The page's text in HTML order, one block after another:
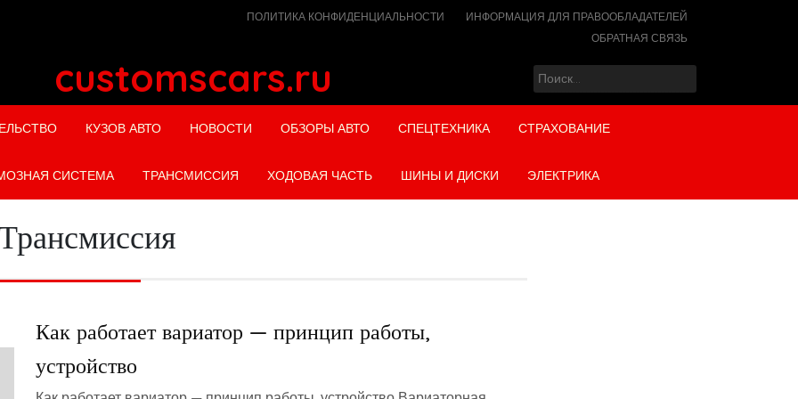
ПОЛИТИКА КОНФИДЕНЦИАЛЬНОСТИ
ИНФОРМАЦИЯ ДЛЯ ПРАВООБЛАДАТЕЛЕЙ
ОБРАТНАЯ СВЯЗЬ
customscars.ru Найти:
КУЗОВ АВТО НОВОСТИ ОБЗОРЫ АВТО СПЕЦТЕХНИКА СТРАХОВАНИЕ
СИСТЕМА ТРАНСМИССИЯ ХОДОВАЯ ЧАСТЬ ШИНЫ И ДИСКИ ЭЛЕКТРИКА
Как работает вариатор — принцип работы,
устройство